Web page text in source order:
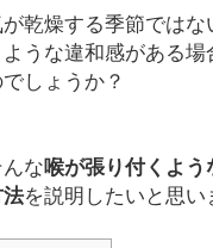
乾燥する季節ではな
うな違和感がある場
しょうか？
な喉が張り付くよう
法を説明したいと思い